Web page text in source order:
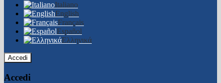
Italiano
English
Français
Español
Ελληνικά
Accedi
Accedi